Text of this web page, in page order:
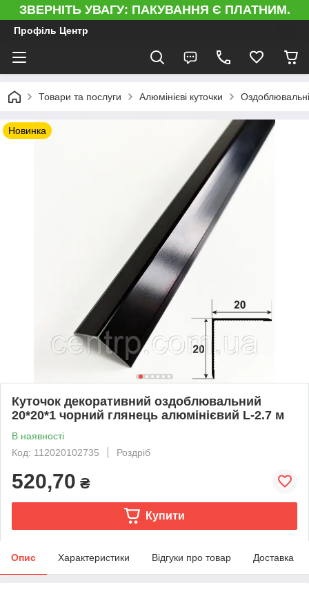
ЗВЕРНІТЬ УВАГУ: ПАКУВАННЯ Є ПЛАТНИМ.
Профіль Центр
Товари та послуги Алюмінієві куточки Оздоблювальні
Новинка
Куточок декоративний оздоблювальний
20*20*1 чорний глянець алюмінієвий L-2.7 м
В наявності
Код: 112020102735
Роздріб
520,70 ₴
Купити
Опис Характеристики Відгуки про товар Доставка